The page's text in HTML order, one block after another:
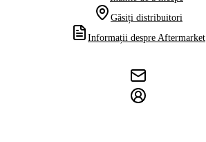
Găsiți distribuitori
Informații despre Aftermarket